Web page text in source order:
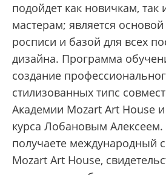
подойдет как новичкам,
мастерам; является
росписи и базой для всех
дизайна. Программа
создание
стилизованных типс
Академии Mozart Art House
курса Лобановым
получаете международный
Mozart Art House,